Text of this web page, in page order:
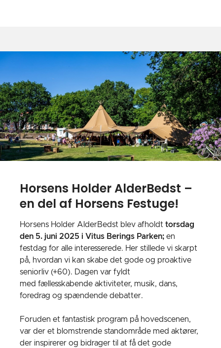
Horsens Holder AlderBedst –
en del af Horsens Festuge!
Horsens Holder AlderBedst blev afholdt torsdag
den 5. juni 2025 i Vitus Berings Parken; en
festdag for alle interesserede. Her stillede vi skarpt
på, hvordan vi kan skabe det gode og proaktive
seniorliv (+60). Dagen var fyldt
med fællesskabende aktiviteter, musik, dans,
foredrag og spændende debatter.
Foruden et fantastisk program på hovedscenen,
var der et blomstrende standområde med aktører,
der inspirerer og bidrager til at få det gode